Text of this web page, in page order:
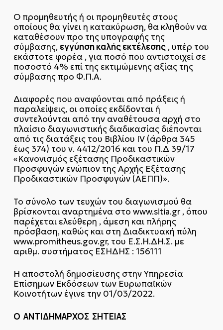
Ο προμηθευτής ή οι προμηθευτές στους
οποίους θα γίνει η κατακύρωση, θα κληθούν να
καταθέσουν προ της υπογραφής της
σύμβασης, εγγύηση καλής εκτέλεσης, υπέρ του
εκάστοτε φορέα , για ποσό που αντιστοιχεί σε
ποσοστό 4% επί της εκτιμώμενης αξίας της
σύμβασης προ Φ.Π.Α.
Διαφορές που αναφύονται από πράξεις ή
παραλείψεις, οι οποίες εκδίδονται ή
συντελούνται από την αναθέτουσα αρχή στο
πλαίσιο διαγωνιστικής διαδικασίας διέπονται
από τις διατάξεις του Βιβλίου ΙV (άρθρα 345
έως 374) του ν. 4412/2016 και του Π.Δ 39/17
«Κανονισμός εξέτασης Προδικαστικών
Προσφυγών ενώπιον της Αρχής Εξέτασης
Προδικαστικών Προσφυγών (ΑΕΠΠ)».
Το σύνολο των τευχών του διαγωνισμού θα
βρίσκονται αναρτημένα στο www.sitia.gr , όπου
παρέχεται ελεύθερη , άμεση και πλήρης
πρόσβαση, καθώς και στη Διαδικτυακή πύλη
www.promitheus.gov.gr, του Ε.Σ.Η.ΔΗ.Σ. με
αριθμ. συστήματος ΕΣΗΔΗΣ : 156111
Η αποστολή δημοσίευσης στην Υπηρεσία
Επίσημων Εκδόσεων των Ευρωπαϊκών
Κοινοτήτων έγινε την 01/03/2022.
Ο ΑΝΤΙΔΗΜΑΡΧΟΣ ΣΗΤΕΙΑΣ